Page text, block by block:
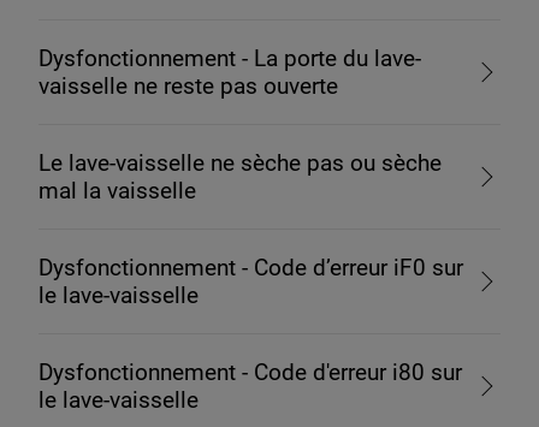
Dysfonctionnement - La porte du lave-
vaisselle ne reste pas ouverte
Le lave-vaisselle ne sèche pas ou sèche
mal la vaisselle
Dysfonctionnement - Code d’erreur iF0 sur
le lave-vaisselle
Dysfonctionnement - Code d'erreur i80 sur
le lave-vaisselle